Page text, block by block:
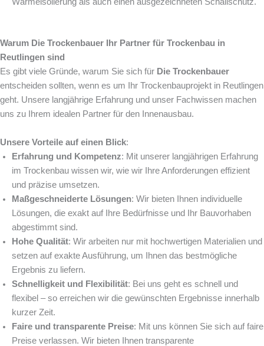
Warum Die Trockenbauer Ihr Partner für Trockenbau in
Reutlingen sind
Es gibt viele Gründe, warum Sie sich für Die Trockenbauer
entscheiden sollten, wenn es um Ihr Trockenbauprojekt in Reutlingen
geht. Unsere langjährige Erfahrung und unser Fachwissen machen
uns zu Ihrem idealen Partner für den Innenausbau.
Unsere Vorteile auf einen Blick:
Erfahrung und Kompetenz: Mit unserer langjährigen Erfahrung
im Trockenbau wissen wir, wie wir Ihre Anforderungen effizient
und präzise umsetzen.
Maßgeschneiderte Lösungen: Wir bieten Ihnen individuelle
Lösungen, die exakt auf Ihre Bedürfnisse und Ihr Bauvorhaben
abgestimmt sind.
Hohe Qualität: Wir arbeiten nur mit hochwertigen Materialien und
setzen auf exakte Ausführung, um Ihnen das bestmögliche
Ergebnis zu liefern.
Schnelligkeit und Flexibilität: Bei uns geht es schnell und
flexibel – so erreichen wir die gewünschten Ergebnisse innerhalb
kurzer Zeit.
Faire und transparente Preise: Mit uns können Sie sich auf faire
Preise verlassen. Wir bieten Ihnen transparente